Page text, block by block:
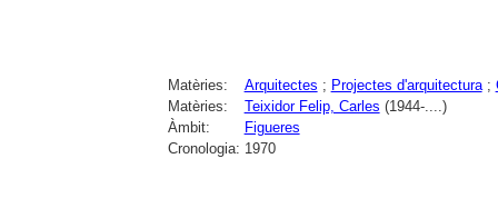
Matèries: Arquitectes ; Projectes d'arquitectura;
Matèries:
Teixidor Felip, Carles (1944-....)
Àmbit:
Figueres
Cronologia: 1970